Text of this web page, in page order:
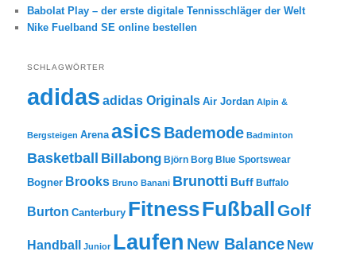
Babolat Play – der erste digitale Tennisschläger der Welt
Nike Fuelband SE online bestellen
SCHLAGWÖRTER
adidas adidas Originals Air Jordan Alpin &
Bergsteigen Arena asics Bademode Badminton
Basketball Billabong Björn Borg Blue Sportswear
Bogner Brooks Bruno Banani Brunotti Buff Buffalo
Burton Canterbury FitnessFußballGolf
Handball Junior Laufen New Balance New